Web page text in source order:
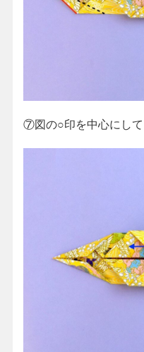
⑦図の○印を中心にして